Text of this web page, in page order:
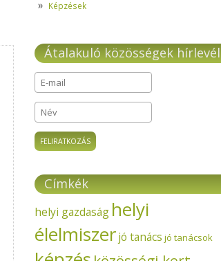
Képzések
Átalakuló közösségek hírlevél
E-mail*
Név
Címkék
helyi gazdaság helyi
élelmiszerjó tanács jó tanácsok